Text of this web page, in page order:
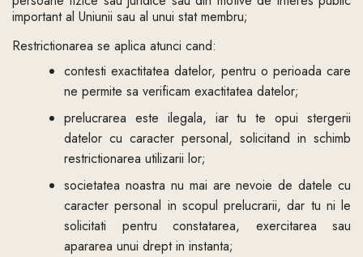
important al Uniunii sau al unui stat membru;
Restrictionarea se aplica atunci cand:
contesti exactitatea datelor, pentru o perioada care
ne permite sa verificam exactitatea datelor;
prelucrarea este ilegala, iar tu te opui stergerii
datelor cu caracter personal, solicitand in schimb
restrictionarea utilizarii lor;
societatea noastra nu mai are nevoie de datele cu
caracter personal in scopul prelucrarii, dar tu ni le
solicitati pentru constatarea, exercitarea sau
apararea unui drept in instanta;